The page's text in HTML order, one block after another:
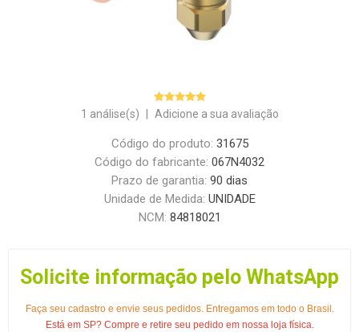
1 análise(s) Adicione a sua avaliação
Código do produto: 31675
Código do fabricante: 067N4032
Prazo de garantia: 90 dias
Unidade de Medida: UNIDADE
NCM: 84818021
Solicite informação pelo WhatsApp
Faça seu cadastro e envie seus pedidos. Entregamos em todo o Brasil.
Está em SP? Compre e retire seu pedido em nossa loja física.